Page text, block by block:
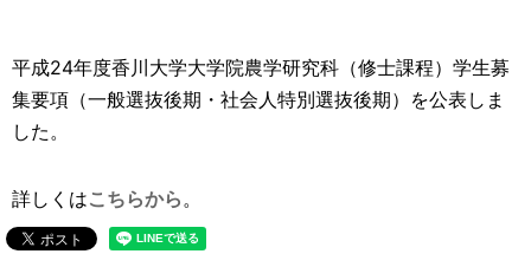
平成24年度香川大学大学院農学研究科（修士課程）学生募
集要項（一般選抜後期・社会人特別選抜後期）を公表しま
した。
詳しくはこちらから。